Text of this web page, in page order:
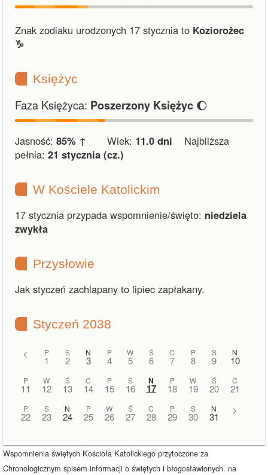
Znak zodiaku urodzonych 17 stycznia to Koziorożec
♑︎
Księżyc
Faza Księżyca: Poszerzony Księżyc 🌔
Jasność: 85% ↑ Wiek: 11.0 dni Najbliższa
pełnia: 21 stycznia (cz.)
W Kościele Katolickim
17 stycznia przypada wspomnienie/święto: niedziela
zwykła
Przysłowie
Jak styczeń zachlapany to lipiec zapłakany.
Styczeń 2038
< P
1
S
2
N
3
P
4
W
5
Ś
6
C
7
P
8
S
9
N
10
P
11
W
12
Ś
13
C
14
P
15
S
16
N
17
P
18
W
19
Ś
20
C
21
P
22
S
23
N
24
P
25
W
26
Ś
27
C
28
P
29
S
30
N
31
>
Wspomnienia świętych Kościoła Katolickiego przytoczone za
Chronologicznym spisem informacji o świętych i błogosławionych. na